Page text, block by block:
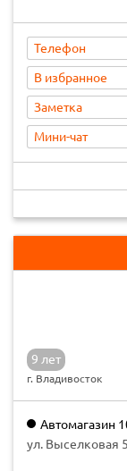
Телефон
В избранное
Заметка
Мини-чат
9 лет
г. Владивосток
Автомагазин
ул. Выселковая